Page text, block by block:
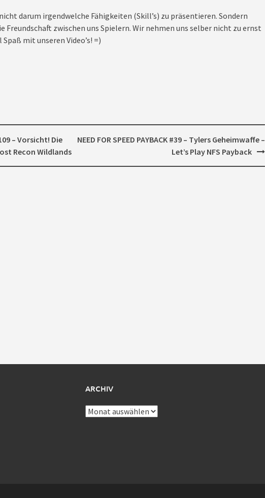
darum irgendwelche Fähigkeiten (Skill’s) zu präsentieren. Sondern
Freundschaft zwischen uns Spielern. Wir nehmen uns selber nicht zu ernst
mit unseren Video’s! =)
– Vorsicht! Die
Recon Wildlands
NEED FOR SPEED PAYBACK #39 – Tylers Geheimwaffe –
Let’s Play NFS Payback
ARCHIV
Archiv